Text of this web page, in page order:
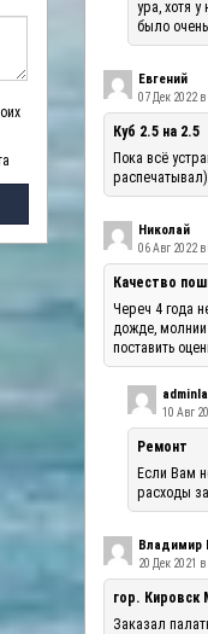
ура, хотя
было
Евгений
07 Дек 2022 в
Куб 2.5 на 2.5
Пока всё
Николай
06 Авг 2022 в
Качество
Череч 4 года
дожде, молнии
поставить
adminla
10 Авг
Ремонт
Если Вам
расходы
Владимир
20 Дек 2021 в
гор. Кировск
Заказал